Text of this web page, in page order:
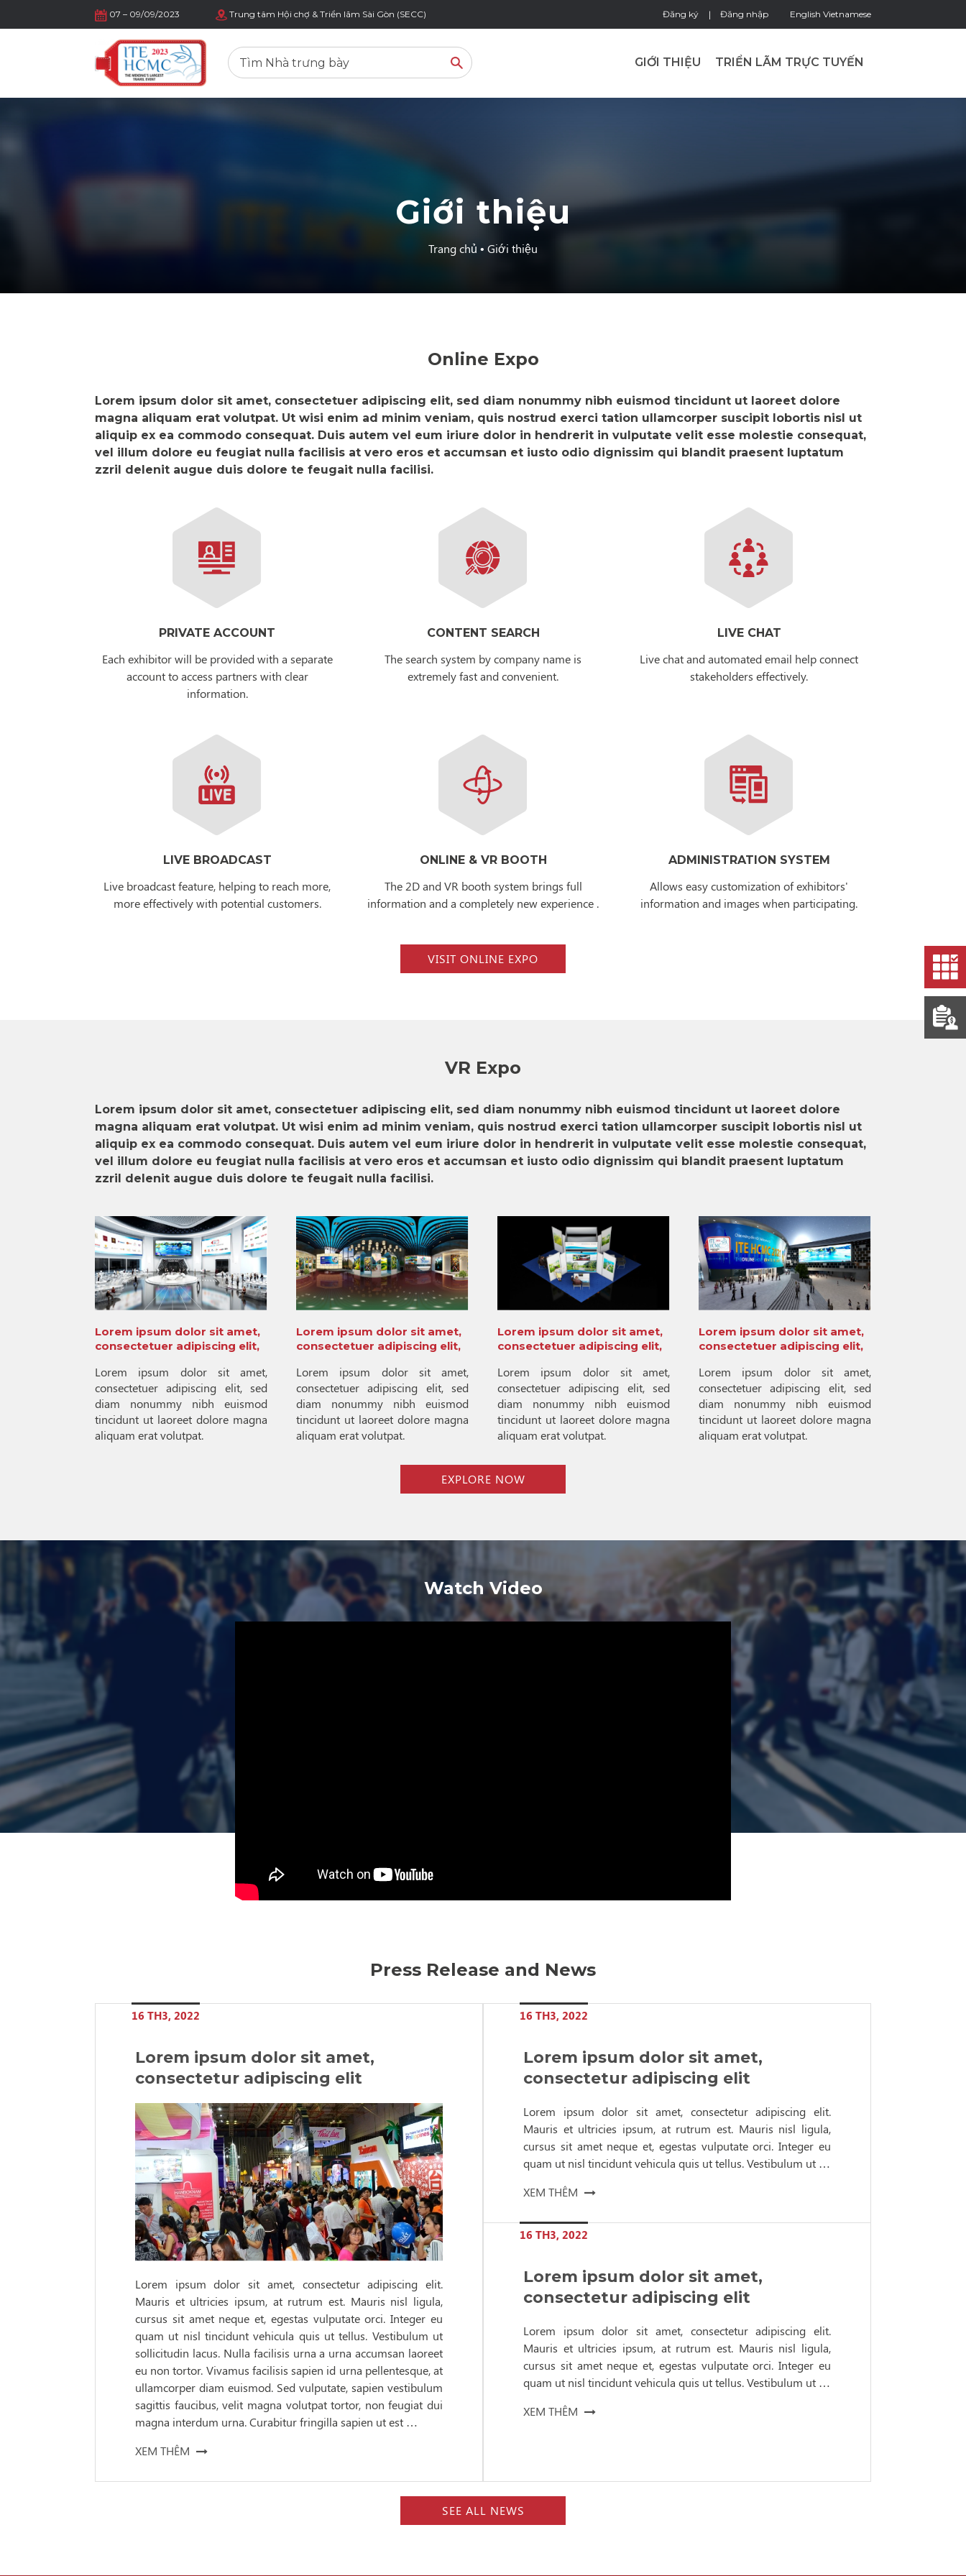
07 – 09/09/2023 Trung tâm Hội chợ & Triển lãm Sài Gòn (SECC) Đăng ký Đăng nhập English Vietnamese
GIỚI THIỆU TRIỂN LÃM TRỰC TUYẾN
Giới thiệu
Trang chủ • Giới thiệu
Online Expo
Lorem ipsum dolor sit amet, consectetuer adipiscing elit, sed diam nonummy nibh euismod tincidunt ut laoreet dolore
magna aliquam erat volutpat. Ut wisi enim ad minim veniam, quis nostrud exerci tation ullamcorper suscipit lobortis nisl ut
aliquip ex ea commodo consequat. Duis autem vel eum iriure dolor in hendrerit in vulputate velit esse molestie consequat,
vel illum dolore eu feugiat nulla facilisis at vero eros et accumsan et iusto odio dignissim qui blandit praesent luptatum
zzril delenit augue duis dolore te feugait nulla facilisi.
PRIVATE ACCOUNT
Each exhibitor will be provided with a separate
account to access partners with clear
information.
CONTENT SEARCH
The search system by company name is
extremely fast and convenient.
LIVE CHAT
Live chat and automated email help connect
stakeholders effectively.
LIVE BROADCAST
Live broadcast feature, helping to reach more,
more effectively with potential customers.
ONLINE & VR BOOTH
The 2D and VR booth system brings full
information and a completely new experience .
ADMINISTRATION SYSTEM
Allows easy customization of exhibitors'
information and images when participating.
VISIT ONLINE EXPO
VR Expo
Lorem ipsum dolor sit amet, consectetuer adipiscing elit, sed diam nonummy nibh euismod tincidunt ut laoreet dolore
magna aliquam erat volutpat. Ut wisi enim ad minim veniam, quis nostrud exerci tation ullamcorper suscipit lobortis nisl ut
aliquip ex ea commodo consequat. Duis autem vel eum iriure dolor in hendrerit in vulputate velit esse molestie consequat,
vel illum dolore eu feugiat nulla facilisis at vero eros et accumsan et iusto odio dignissim qui blandit praesent luptatum
zzril delenit augue duis dolore te feugait nulla facilisi.
Lorem ipsum dolor sit amet,
consectetuer adipiscing elit,
Lorem ipsum dolor sit amet,
consectetuer adipiscing elit, sed
diam nonummy nibh euismod
tincidunt ut laoreet dolore magna
aliquam erat volutpat.
Lorem ipsum dolor sit amet,
consectetuer adipiscing elit,
Lorem ipsum dolor sit amet,
consectetuer adipiscing elit, sed
diam nonummy nibh euismod
tincidunt ut laoreet dolore magna
aliquam erat volutpat.
Lorem ipsum dolor sit amet,
consectetuer adipiscing elit,
Lorem ipsum dolor sit amet,
consectetuer adipiscing elit, sed
diam nonummy nibh euismod
tincidunt ut laoreet dolore magna
aliquam erat volutpat.
Lorem ipsum dolor sit amet,
consectetuer adipiscing elit,
Lorem ipsum dolor sit amet,
consectetuer adipiscing elit, sed
diam nonummy nibh euismod
tincidunt ut laoreet dolore magna
aliquam erat volutpat.
EXPLORE NOW
Watch Video
Press Release and News
Lorem ipsum dolor sit amet,
consectetur adipiscing elit
16 TH3, 2022
Lorem ipsum dolor sit amet, consectetur adipiscing elit.
Mauris et ultricies ipsum, at rutrum est. Mauris nisl ligula,
cursus sit amet neque et, egestas vulputate orci. Integer eu
quam ut nisl tincidunt vehicula quis ut tellus. Vestibulum ut
sollicitudin lacus. Nulla facilisis urna a urna accumsan laoreet
eu non tortor. Vivamus facilisis sapien id urna pellentesque, at
ullamcorper diam euismod. Sed vulputate, sapien vestibulum
sagittis faucibus, velit magna volutpat tortor, non feugiat dui
magna interdum urna. Curabitur fringilla sapien ut est …
XEM THÊM
Lorem ipsum dolor sit amet,
consectetur adipiscing elit
16 TH3, 2022
Lorem ipsum dolor sit amet, consectetur adipiscing elit.
Mauris et ultricies ipsum, at rutrum est. Mauris nisl ligula,
cursus sit amet neque et, egestas vulputate orci. Integer eu
quam ut nisl tincidunt vehicula quis ut tellus. Vestibulum ut …
XEM THÊM
Lorem ipsum dolor sit amet,
consectetur adipiscing elit
16 TH3, 2022
Lorem ipsum dolor sit amet, consectetur adipiscing elit.
Mauris et ultricies ipsum, at rutrum est. Mauris nisl ligula,
cursus sit amet neque et, egestas vulputate orci. Integer eu
quam ut nisl tincidunt vehicula quis ut tellus. Vestibulum ut …
XEM THÊM
SEE ALL NEWS